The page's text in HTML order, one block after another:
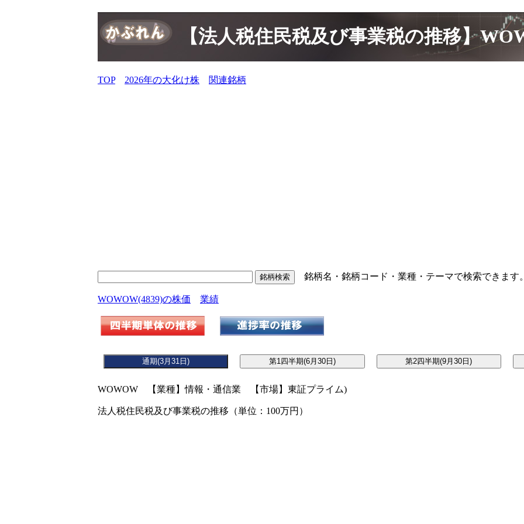
【法人税住民税及び事業税の推移】
TOP 2026年の大化け株 関連銘柄
銘柄名・銘柄コード・業種・テーマで検索できます
WOWOW(4839)の株価 業績
WOWOW 【業種】情報・通信業 【市場】東証プライム)
法人税住民税及び事業税の推移（単位：100万円）